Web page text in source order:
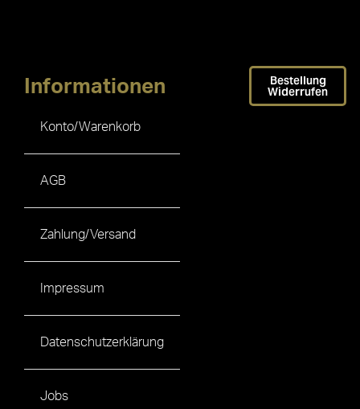
Informationen
Konto/Warenkorb
AGB
Zahlung/Versand
Impressum
Datenschutzerklärung
Jobs
Bestellung
Widerrufen